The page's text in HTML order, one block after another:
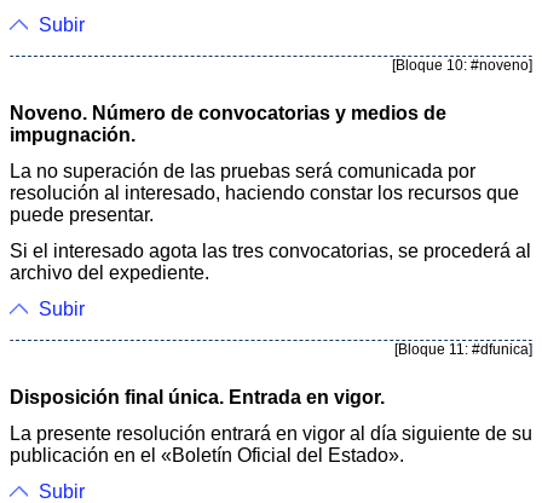
Subir
[Bloque 10: #noveno]
Noveno. Número de convocatorias y medios de
impugnación.
La no superación de las pruebas será comunicada por
resolución al interesado, haciendo constar los recursos que
puede presentar.
Si el interesado agota las tres convocatorias, se procederá al
archivo del expediente.
Subir
[Bloque 11: #dfunica]
Disposición final única. Entrada en vigor.
La presente resolución entrará en vigor al día siguiente de su
publicación en el «Boletín Oficial del Estado».
Subir